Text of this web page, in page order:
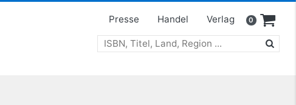
Presse Handel Verlag 0